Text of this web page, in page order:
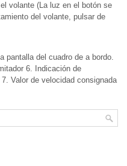
volante (La luz en el botón se
del volante, pulsar de
pantalla del cuadro de a bordo.
6. Indicación de
Valor de velocidad consignada